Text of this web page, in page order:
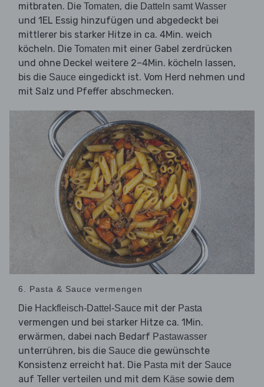
mitbraten. Die Tomaten, die Datteln samt Wasser
und 1EL Essig hinzufügen und abgedeckt bei
mittlerer bis starker Hitze in ca. 4Min. weich
köcheln. Die Tomaten mit einer Gabel zerdrücken
und ohne Deckel weitere 2–4Min. köcheln lassen,
bis die Sauce eingedickt ist. Vom Herd nehmen und
mit Salz und Pfeffer abschmecken.
6. Pasta & Sauce vermengen
Die Hackfleisch-Dattel-Sauce mit der Pasta
vermengen und bei starker Hitze ca. 1Min.
erwärmen, dabei nach Bedarf Pastawasser
unterrühren, bis die Sauce die gewünschte
Konsistenz erreicht hat. Die Pasta mit der Sauce
auf Teller verteilen und mit dem Käse sowie dem